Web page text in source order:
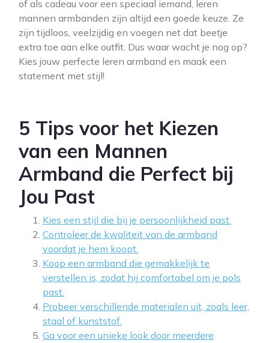
of als cadeau voor een speciaal iemand, leren
mannen armbanden zijn altijd een goede keuze. Ze
zijn tijdloos, veelzijdig en voegen net dat beetje
extra toe aan elke outfit. Dus waar wacht je nog op?
Kies jouw perfecte leren armband en maak een
statement met stijl!
5 Tips voor het Kiezen
van een Mannen
Armband die Perfect bij
Jou Past
Kies een stijl die bij je persoonlijkheid past.
Controleer de kwaliteit van de armband
voordat je hem koopt.
Koop een armband die gemakkelijk te
verstellen is, zodat hij comfortabel om je pols
past.
Probeer verschillende materialen uit, zoals leer,
staal of kunststof.
Ga voor een unieke look door meerdere